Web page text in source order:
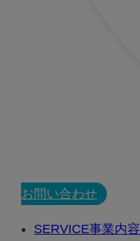
お問い合わせ
SERVICE事業内容